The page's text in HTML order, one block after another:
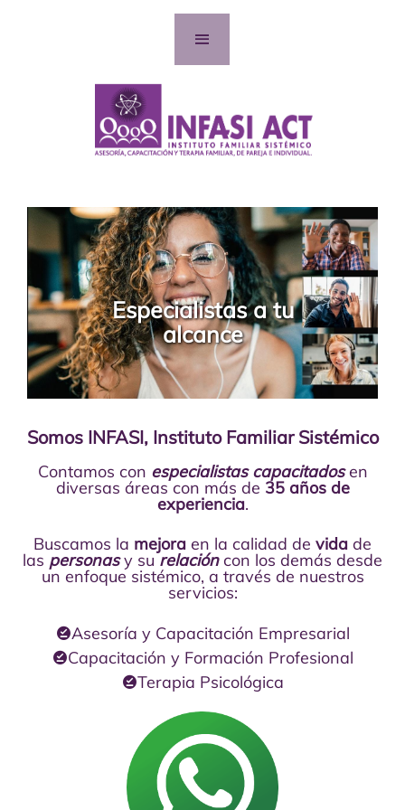
Especialistas a tu
alcance
Somos INFASI, Instituto Familiar Sistémico
Contamos con especialistas capacitadosen
diversas áreas con más de 35 años de
experiencia.
Buscamos la mejora en la calidad de vida de
las personasy surelacióncon los demás desde
un enfoque sistémico, a través de nuestros
servicios:
Asesoría y Capacitación Empresarial
Capacitación y Formación Profesional
Terapia Psicológica